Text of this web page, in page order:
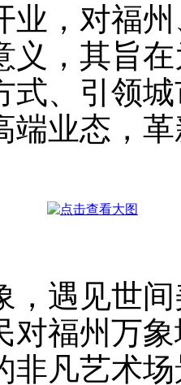
业，对福
义，其旨
式、引领
端业态，
，遇见世
对福州万
非凡艺术